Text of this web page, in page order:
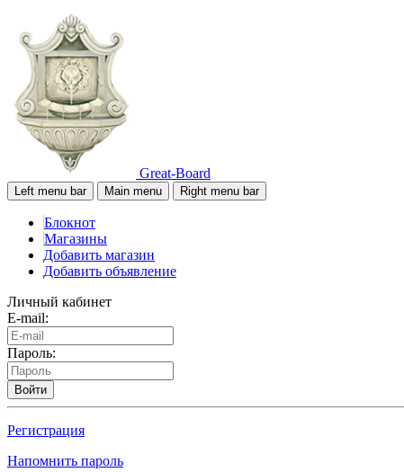
Great-Board
Left menu bar Main menu Right menu bar
Блокнот
Магазины
Добавить магазин
Добавить объявление
Личный кабинет
E-mail:
Пароль:
Войти
Регистрация
Напомнить пароль